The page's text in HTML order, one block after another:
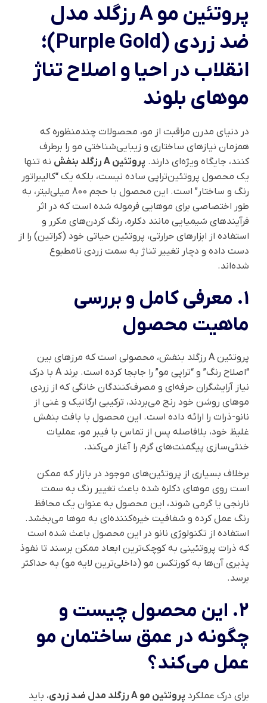
پروتئین مو A رزگلد مدل
ضد زردی (Purple Gold)؛
انقلاب در احیا و اصلاح تناژ
موهای بلوند
در دنیای مدرن مراقبت از مو، محصولات چندمنظوره که
همزمان نیازهای ساختاری و زیبایی‌شناختی مو را برطرف
کنند، جایگاه ویژه‌ای دارند. پروتئین A رزگلد بنفش
نه تنها
یک محصول پروتئین‌تراپی ساده نیست، بلکه یک “کالیبراتور
رنگ و ساختار” است. این محصول با حجم 800 میلی‌لیتر، به
طور اختصاصی برای موهایی فرموله شده است که در اثر
فرآیندهای شیمیایی مانند دکلره، رنگ کردن‌های مکرر و
استفاده از ابزارهای حرارتی، پروتئین حیاتی خود (کراتین) را از
دست داده و دچار تغییر تناژ به سمت زردی نامطبوع
شده‌اند.
1. معرفی کامل و بررسی
ماهیت محصول
پروتئین A رزگلد بنفش، محصولی است که مرزهای بین
“اصلاح رنگ” و “تراپی مو” را جابجا کرده است. برند A با درک
نیاز آرایشگران حرفه‌ای و مصرف‌کنندگان خانگی که از زردی
موهای روشن خود رنج می‌بردند، ترکیبی ارگانیک و غنی از
نانو-ذرات را ارائه داده است. این محصول با بافت بنفش
غلیظ خود، بلافاصله پس از تماس با فیبر مو، عملیات
خنثی‌سازی پیگمنت‌های گرم را آغاز می‌کند.
برخلاف بسیاری از پروتئین‌های موجود در بازار که ممکن
است روی موهای دکلره شده باعث تغییر رنگ به سمت
نارنجی یا گرمی شوند، این محصول به عنوان یک محافظ
رنگ عمل کرده و شفافیت خیره‌کننده‌ای به موها می‌بخشد.
استفاده از تکنولوژی نانو در این محصول باعث شده است
که ذرات پروتئینی به کوچک‌ترین ابعاد ممکن برسند تا نفوذ
پذیری آن‌ها به کورتکس مو (داخلی‌ترین لایه مو) به حداکثر
برسد.
2. این محصول چیست و
چگونه در عمق ساختمان مو
عمل می‌کند؟
برای درک عملکرد پروتئین مو A رزگلد مدل ضد زردی ، باید